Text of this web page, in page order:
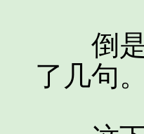
倒是
了几句。